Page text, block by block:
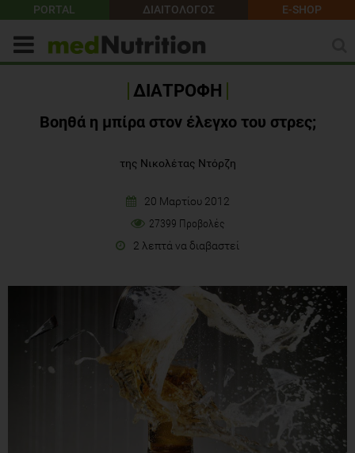
PORTAL ΔΙΑΙΤΟΛΟΓΟΣ E-SHOP
ΔΙΑΤΡΟΦΗ
Βοηθά η μπίρα στον έλεγχο του στρες;
της Νικολέτας Ντόρζη
20 Μαρτίου 2012
27399 Προβολές
2 λεπτά να διαβαστεί